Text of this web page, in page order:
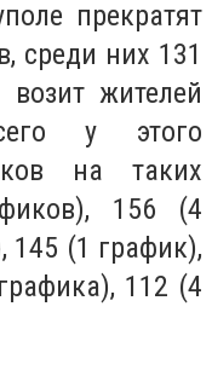
прекратят
среди них 131
жителей
у этого
на таких
156 (4
145 (1 график),
112 (4